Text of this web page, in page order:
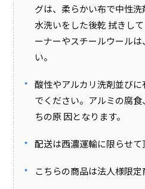
グは、柔らかい布で中性洗
水洗いをした後乾 拭きし
ーナーやスチールウール
い。
酸性やアルカリ洗剤並び
でください。アルミの腐
ちの原 因となります。
配送は西濃運輸に限らせて
こちらの商品は法人様限定